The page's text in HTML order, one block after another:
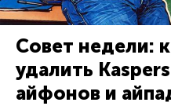
Совет недели:
удалить
айфонов и